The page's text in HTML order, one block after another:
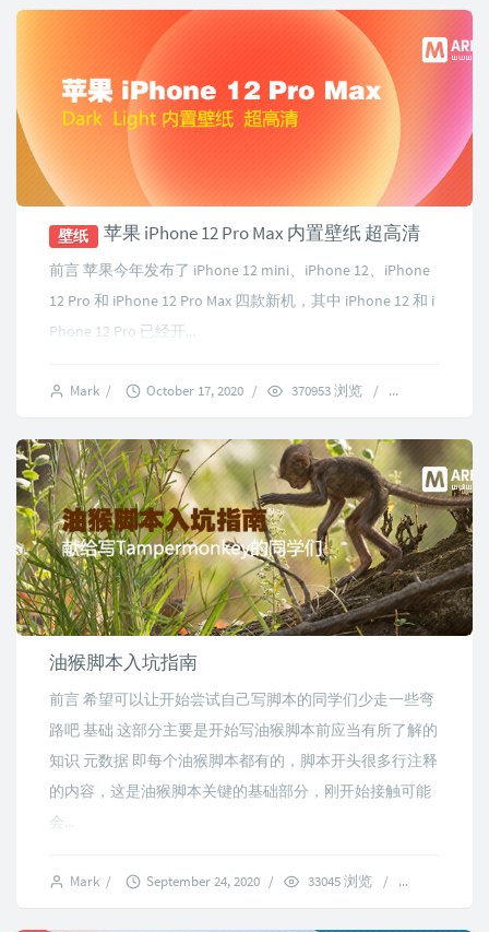
壁纸 苹果 iPhone 12 Pro Max 内置壁纸 超高清
前言 苹果今年发布了 iPhone 12 mini、iPhone 12、iPhone
12 Pro 和 iPhone 12 Pro Max 四款新机，其中 iPhone 12 和 i
Phone 12 Pro 已经开...
Mark / October 17, 2020 / 370953 浏览 /
油猴脚本入坑指南
前言 希望可以让开始尝试自己写脚本的同学们少走一些弯
路吧 基础 这部分主要是开始写油猴脚本前应当有所了解的
知识 元数据 即每个油猴脚本都有的，脚本开头很多行注释
的内容，这是油猴脚本关键的基础部分，刚开始接触可能
会...
Mark / September 24, 2020 / 33045 浏览 /